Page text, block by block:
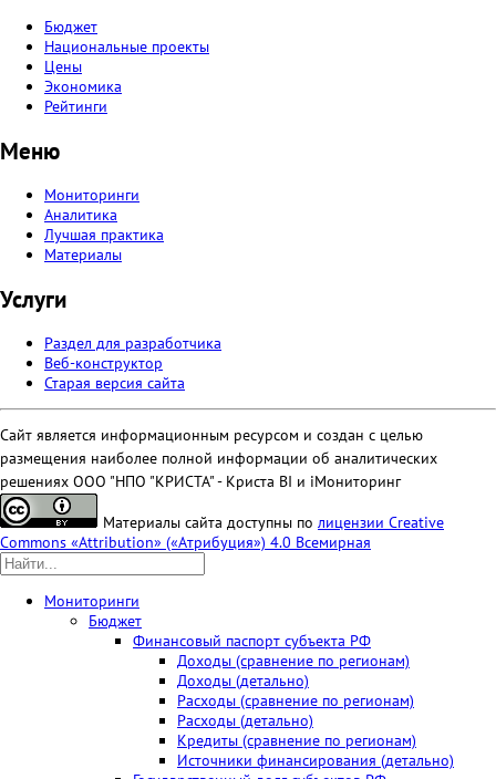
Бюджет
Национальные проекты
Цены
Экономика
Рейтинги
Меню
Мониторинги
Аналитика
Лучшая практика
Материалы
Услуги
Раздел для разработчика
Веб-конструктор
Старая версия сайта
Сайт является информационным ресурсом и создан с целью
размещения наиболее полной информации об аналитических
решениях ООО "НПО "КРИСТА" - Криста BI и iМониторинг
Материалы сайта доступны по лицензии Creative
Commons «Attribution» («Атрибуция») 4.0 Всемирная
Мониторинги
Бюджет
Финансовый паспорт субъекта РФ
Доходы (сравнение по регионам)
Доходы (детально)
Расходы (сравнение по регионам)
Расходы (детально)
Кредиты (сравнение по регионам)
Источники финансирования (детально)